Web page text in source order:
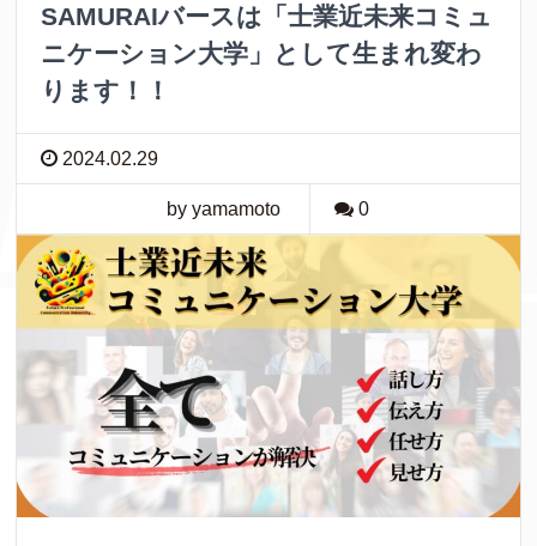
SAMURAIバースは「士業近未来コミュ
ニケーション大学」として生まれ変わ
ります！！
2024.02.29
by yamamoto 0